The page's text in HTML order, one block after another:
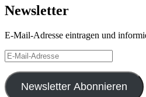
Newsletter
E-Mail-Adresse eintragen und
E-
Mail-
Adresse
Newsletter Abonnieren